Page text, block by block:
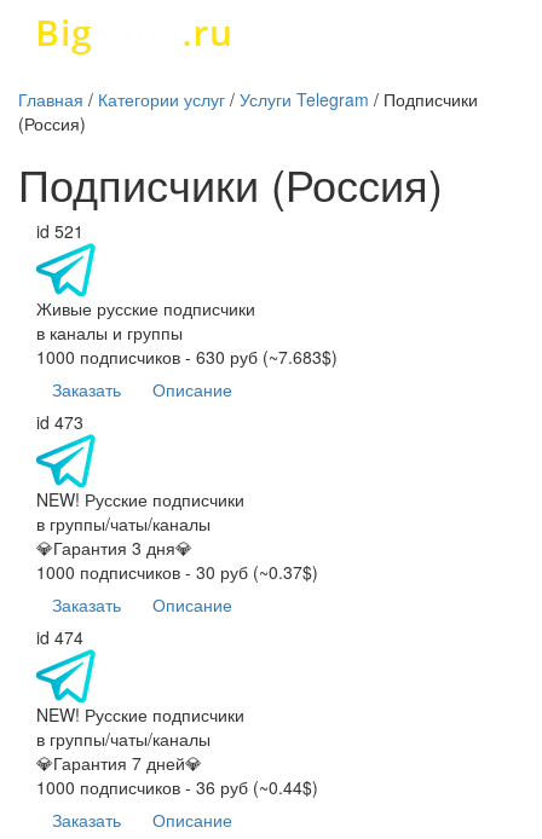
Главная / Категории услуг / Услуги Telegram / Подписчики
(Россия)
Подписчики (Россия)
id 521
Живые русские подписчики
в каналы и группы
1000 подписчиков - 630 руб (~7.683$)
Заказать
Описание
id 473
NEW! Русские подписчики
в группы/чаты/каналы
💎Гарантия 3 дня💎
1000 подписчиков - 30 руб (~0.37$)
Заказать
Описание
id 474
NEW! Русские подписчики
в группы/чаты/каналы
💎Гарантия 7 дней💎
1000 подписчиков - 36 руб (~0.44$)
Заказать
Описание